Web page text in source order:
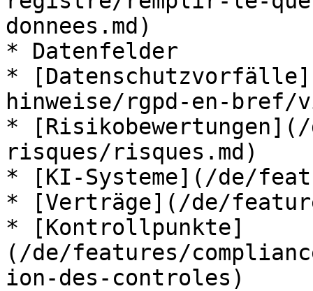
donnees.md)
* Datenfelder
*
hinweise/rgpd-en-bref/
*
risques/risques.md)
* [KI-Systeme](/de/
* [Verträge](/de/
* [Kontrollpunkte]
(/de/features/
ion-des-controles)